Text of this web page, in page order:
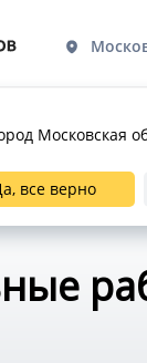
Московская
все верно